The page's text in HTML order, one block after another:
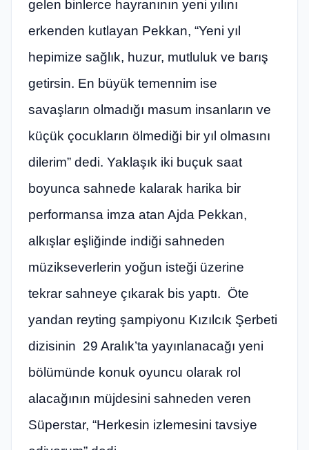
gelen binlerce hayranının yeni yılını
erkenden kutlayan Pekkan, “Yeni yıl
hepimize sağlık, huzur, mutluluk ve barış
getirsin. En büyük temennim ise
savaşların olmadığı masum insanların ve
küçük çocukların ölmediği bir yıl olmasını
dilerim” dedi. Yaklaşık iki buçuk saat
boyunca sahnede kalarak harika bir
performansa imza atan Ajda Pekkan,
alkışlar eşliğinde indiği sahneden
müzikseverlerin yoğun isteği üzerine
tekrar sahneye çıkarak bis yaptı. Öte
yandan reyting şampiyonu Kızılcık Şerbeti
dizisinin 29 Aralık’ta yayınlanacağı yeni
bölümünde konuk oyuncu olarak rol
alacağının müjdesini sahneden veren
Süperstar, “Herkesin izlemesini tavsiye